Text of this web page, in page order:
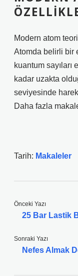
Modern atom
Atomda belirli bir
kuantum
kadar uzakta
seviyesinde
Daha fazla
Tarih: Makaleler
Önceki Yazı
25 Bar Lastik
Sonraki Yazı
Nefes Almak